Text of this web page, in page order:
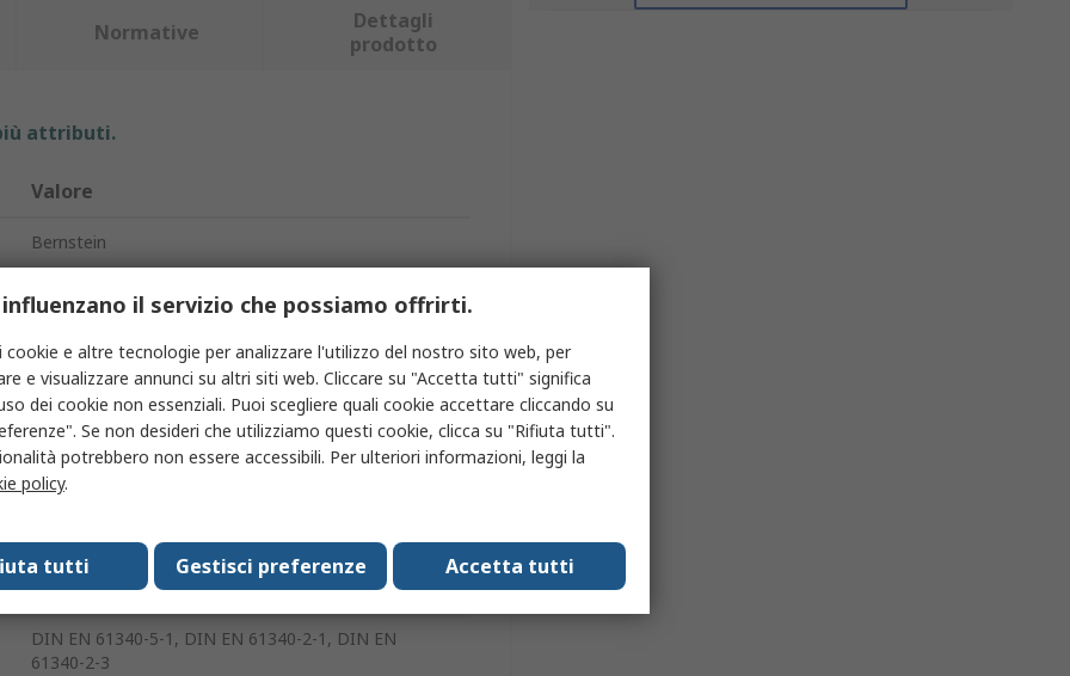
Normative
Dettagli
prodotto
attributi.
Valore
Bernstein
Tronchese e taglierina diagonale
135mm
Rimozione dell'isolamento di vernice, Conduttore
pieno, Crimpatura, Taglio di tutti i tipi di filo, Cavo
coassiale, Cavi rotondi, Flessibile, Spellatura di cavi
dati, Spelatura
Maniglia isolata dissipativa
DIN EN 61340-5-1, DIN EN 61340-2-1, DIN EN
61340-2-3
il servizio che possiamo offrirti.
cookie e altre tecnologie per analizzare l'utilizzo del nostro sito web, per
e visualizzare annunci su altri siti web. Cliccare su "Accetta tutti" significa
dei cookie non essenziali. Puoi scegliere quali cookie accettare cliccando su
Se non desideri che utilizziamo questi cookie, clicca su "Rifiuta tutti".
potrebbero non essere accessibili. Per ulteriori informazioni, leggi la
policy.
Accetta tutti
Gestisci preferenze
tutti